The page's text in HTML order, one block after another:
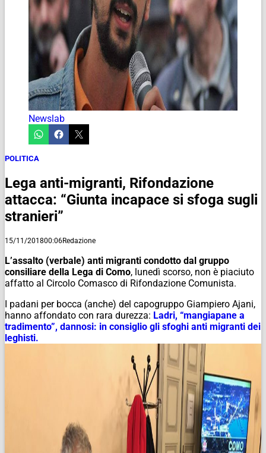
Newslab
POLITICA
Lega anti-migranti, Rifondazione
attacca: “Giunta incapace si sfoga sugli
stranieri”
15/11/201800:06Redazione
L’assalto (verbale) anti migranti condotto dal gruppo
consiliare della Lega di Como, lunedì scorso, non è piaciuto
affatto al Circolo Comasco di Rifondazione Comunista.
I padani per bocca (anche) del capogruppo Giampiero Ajani,
hanno affondato con rara durezza: Ladri, “mangiapane a
tradimento”, dannosi: in consiglio gli sfoghi anti migranti dei
leghisti.